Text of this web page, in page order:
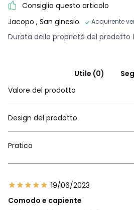
Consiglio questo articolo
Jacopo , San ginesio Acquirente
Durata della proprietà del prodotto
Utile (0)
Valore del prodotto
Design del prodotto
Pratico
19/06/2023
Comodo e capiente